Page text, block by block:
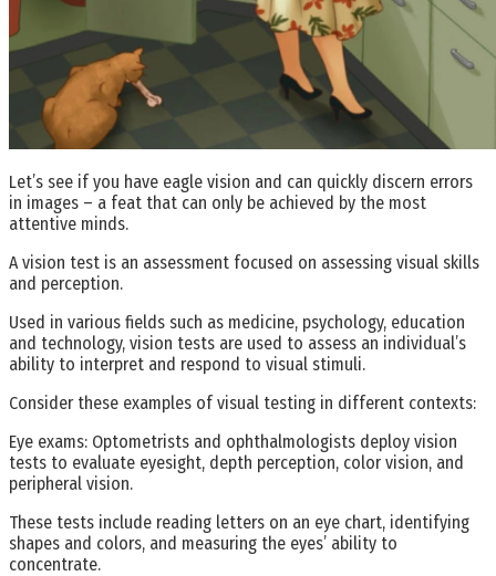
Let’s see if you have eagle vision and can quickly discern errors
in images – a feat that can only be achieved by the most
attentive minds.
A vision test is an assessment focused on assessing visual skills
and perception.
Used in various fields such as medicine, psychology, education
and technology, vision tests are used to assess an individual’s
ability to interpret and respond to visual stimuli.
Consider these examples of visual testing in different contexts:
Eye exams: Optometrists and ophthalmologists deploy vision
tests to evaluate eyesight, depth perception, color vision, and
peripheral vision.
These tests include reading letters on an eye chart, identifying
shapes and colors, and measuring the eyes’ ability to
concentrate.